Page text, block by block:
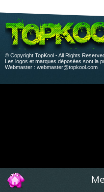
© Copyright TopKool - All Rights
Les logos et marques déposées sont la
Webmaster : webmaster@topkool.com